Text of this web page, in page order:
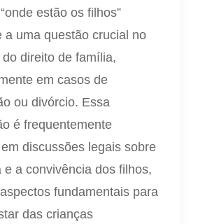
estão os filhos”
a uma questão crucial no
direito de família,
em casos de
ou divórcio. Essa
é frequentemente
discussões legais sobre
e a convivência dos filhos,
fundamentais para
das crianças